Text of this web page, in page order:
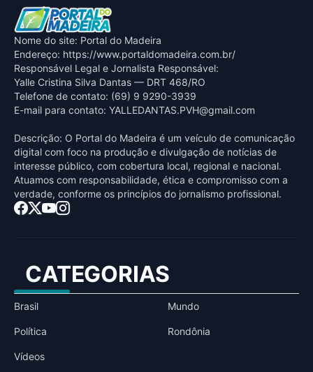
Nome do site: Portal do Madeira
Endereço: https://www.portaldomadeira.com.br/
Responsável Legal e Jornalista Responsável:
Yalle Cristina Silva Dantas — DRT 468/RO
Telefone de contato: (69) 9 9290-3939
E-mail para contato: YALLEDANTAS.PVH@gmail.com
Descrição: O Portal do Madeira é um veículo de comunicação
digital com foco na produção e divulgação de notícias de
interesse público, com cobertura local, regional e nacional.
Atuamos com responsabilidade, ética e compromisso com a
verdade, conforme os princípios do jornalismo profissional.
CATEGORIAS
Brasil Mundo
Política Rondônia
Vídeos